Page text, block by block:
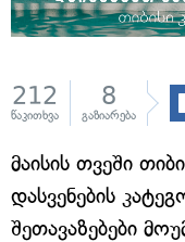
212
წაკითხვა
8
გაზიარება
მაისის თვეში
დასვენების
შეთავაზებები